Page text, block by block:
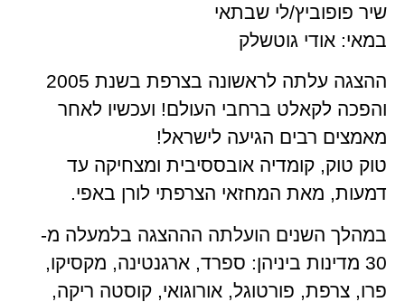
שיר פופוביץ/לי שבתאי
במאי: אודי גוטשלק
ההצגה עלתה לראשונה בצרפת בשנת 2005
והפכה לקאלט ברחבי העולם! ועכשיו לאחר
מאמצים רבים הגיעה לישראל!
טוק טוק, קומדיה אובססיבית ומצחיקה עד
דמעות, מאת המחזאי הצרפתי לורן באפי.
במהלך השנים הועלתה הההצגה בלמעלה מ-
30 מדינות ביניהן: ספרד, ארגנטינה, מקסיקו,
פרו, צרפת, פורטוגל, אורוגואי, קוסטה ריקה,